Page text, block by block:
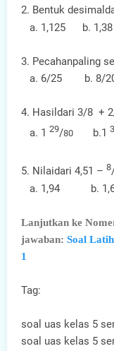
2. Bentuk
a. 1,125 b.
3. Pecahanpaling
a. 6/25 b. 8/
4. Hasildari 3/8 +
a. 1 29/80 b.1
5. Nilaidari 4,51 – 8
a. 1,94 b.
Lanjutkan ke
jawaban: Soal
1
Tag:
soal uas kelas 5
soal uas kelas 5